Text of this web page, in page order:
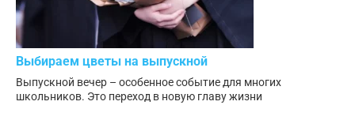
Выбираем цветы на выпускной
Выпускной вечер – особенное событие для многих
школьников. Это переход в новую главу жизни